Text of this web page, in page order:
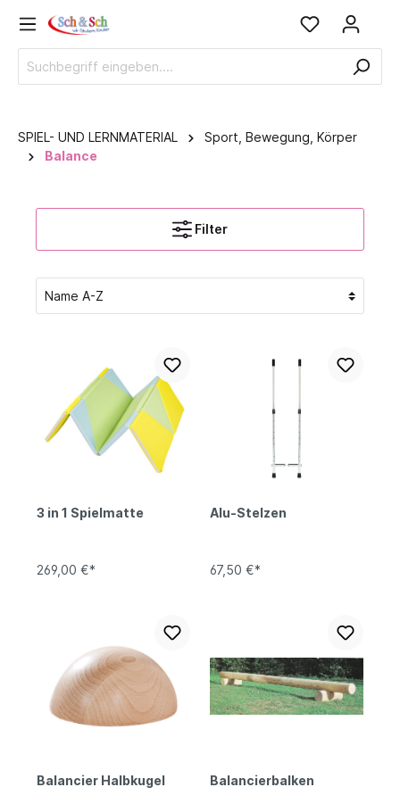
SPIEL- UND LERNMATERIAL
Sport, Bewegung, Körper
Balance
Filter
3 in 1 Spielmatte
269,00 €*
Alu-Stelzen
67,50 €*
Balancier Halbkugel Balancierbalken